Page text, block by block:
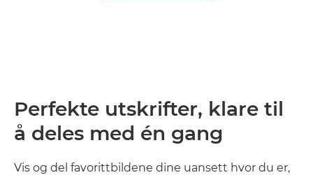
Perfekte utskrifter, klare til
å deles med én gang
Vis og del favorittbildene dine uansett hvor du er,